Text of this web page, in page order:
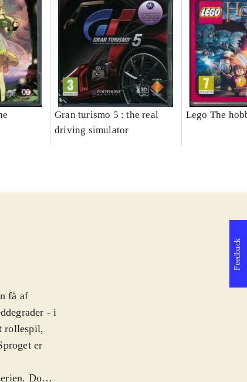
Gran turismo 5 : the real
driving simulator
Lego The
få af
- i
rollespil,
er
Dog
Feedback